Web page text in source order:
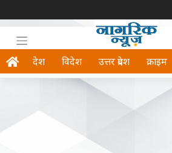
देश विदेश उत्तर प्रदेश क्राइम